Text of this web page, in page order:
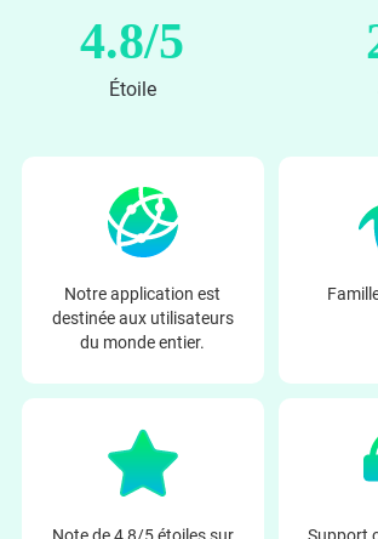
4.8/5
Étoile
Notre application est
destinée aux utilisateurs
du monde entier.